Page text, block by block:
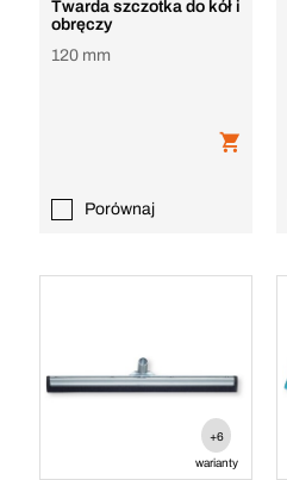
Twarda szczotka do kół i
obręczy
120 mm
Porównaj
+6
warianty